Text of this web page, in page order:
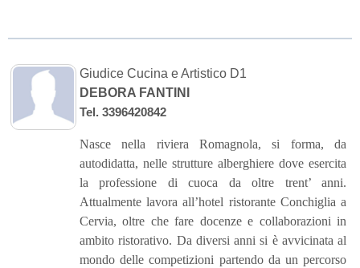
Giudice Cucina e Artistico D1
DEBORA FANTINI
Tel. 3396420842
Nasce nella riviera Romagnola, si forma, da
autodidatta, nelle strutture alberghiere dove esercita
la professione di cuoca da oltre trent’ anni.
Attualmente lavora all’hotel ristorante Conchiglia a
Cervia, oltre che fare docenze e collaborazioni in
ambito ristorativo. Da diversi anni si è avvicinata al
mondo delle competizioni partendo da un percorso